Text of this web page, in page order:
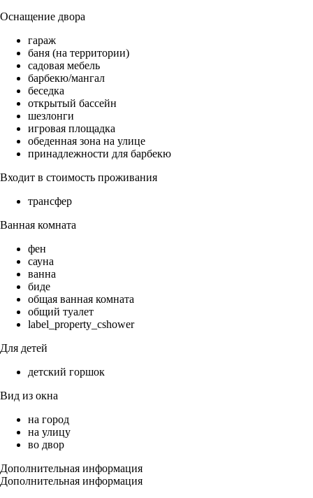
Оснащение двора
гараж
баня (на территории)
садовая мебель
барбекю/мангал
беседка
открытый бассейн
шезлонги
игровая площадка
обеденная зона на улице
принадлежности для барбекю
Входит в стоимость проживания
трансфер
Ванная комната
фен
сауна
ванна
биде
общая ванная комната
общий туалет
label_property_cshower
Для детей
детский горшок
Вид из окна
на город
на улицу
во двор
Дополнительная информация
Дополнительная информация